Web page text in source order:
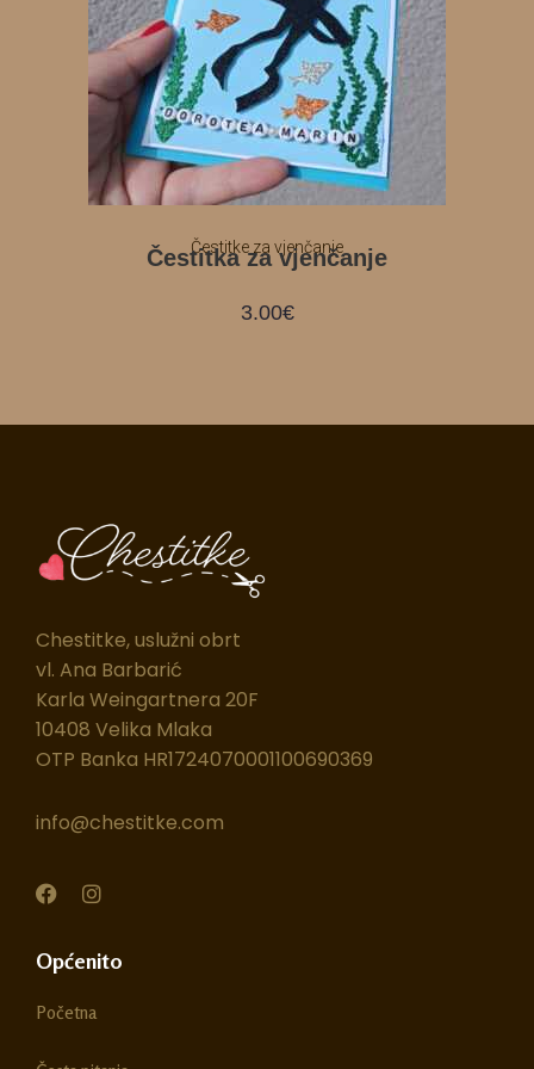
Čestitke za vjenčanje
Čestitka za vjenčanje
3.00€
Chestitke, uslužni obrt
vl. Ana Barbarić
Karla Weingartnera 20F
10408 Velika Mlaka
OTP Banka HR1724070001100690369
info@chestitke.com
F
e
b
o
I
t
r
Općenito
Početna